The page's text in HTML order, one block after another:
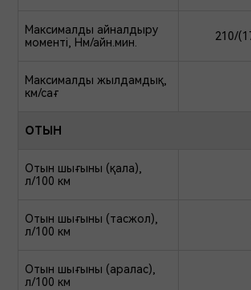
Маркетингтік акцияларды
ең жоғары қайта сату бағасы.
Максималды айналдыру
моменті, Нм/айн.мин.
210/
Максималды жылдамдық,
км/сағ
ОТЫН
Отын шығыны (қала),
л/100 км
Отын шығыны (тасжол),
л/100 км
Отын шығыны (аралас),
л/100 км